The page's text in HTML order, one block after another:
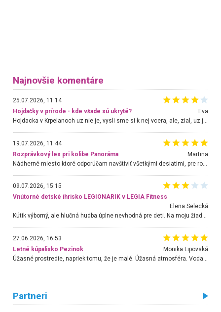
Najnovšie komentáre
25.07.2026, 11:14
Hojdačky v prírode - kde všade sú ukryté?
Eva
Hojdacka v Krpelanoch uz nie je, vysli sme si k nej vcera, ale, zial, uz je znicena. Ak sem planujete cestu len kvoli hojdacke, mozete si ju usetrit. Krasny vyhlad je tu vsak aj bez hojdacky :-)
19.07.2026, 11:44
Rozprávkový les pri kolibe Panoráma
Martina
Nádherné miesto ktoré odporúčam navštíviť všetkými desiatimi, pre rodiny s deťmi, dôchodcom... Proste a jednoducho ozaj rozprávkový les.. určite ešte prídeme. Odniesli sme si na pamiatku krásne tričká,
09.07.2026, 15:15
Vnútorné detské ihrisko LEGIONARIK v LEGIA Fitness
Elena Selecká
Kútik výborný, ale hlučná hudba úplne nevhodná pre deti. Na moju žiadosť o aspoň sušenie nereagovali.
27.06.2026, 16:53
Letné kúpalisko Pezinok
. Monika Lipovská
Úžasné prostredie, napriek tomu, že je malé. Úžasná atmosféra. Voda fantastická a nádherná. Ľudí je pomerne veľa, ale su mili a ohľaduplní. Je veľmi zaujímavé sledovať, ako dokážu spolu športovať cudzí ľudia a bez ohľadu na vek. Vládne tu pohoda. Vnuka neviem dostať z vody. Ďakujem za krásny deň . Urcite sa sem vrátim. Jediný problém je s parkovaním, ale aj ten sa mi podarilo vyriešiť. Monika Bratislava
Partneri